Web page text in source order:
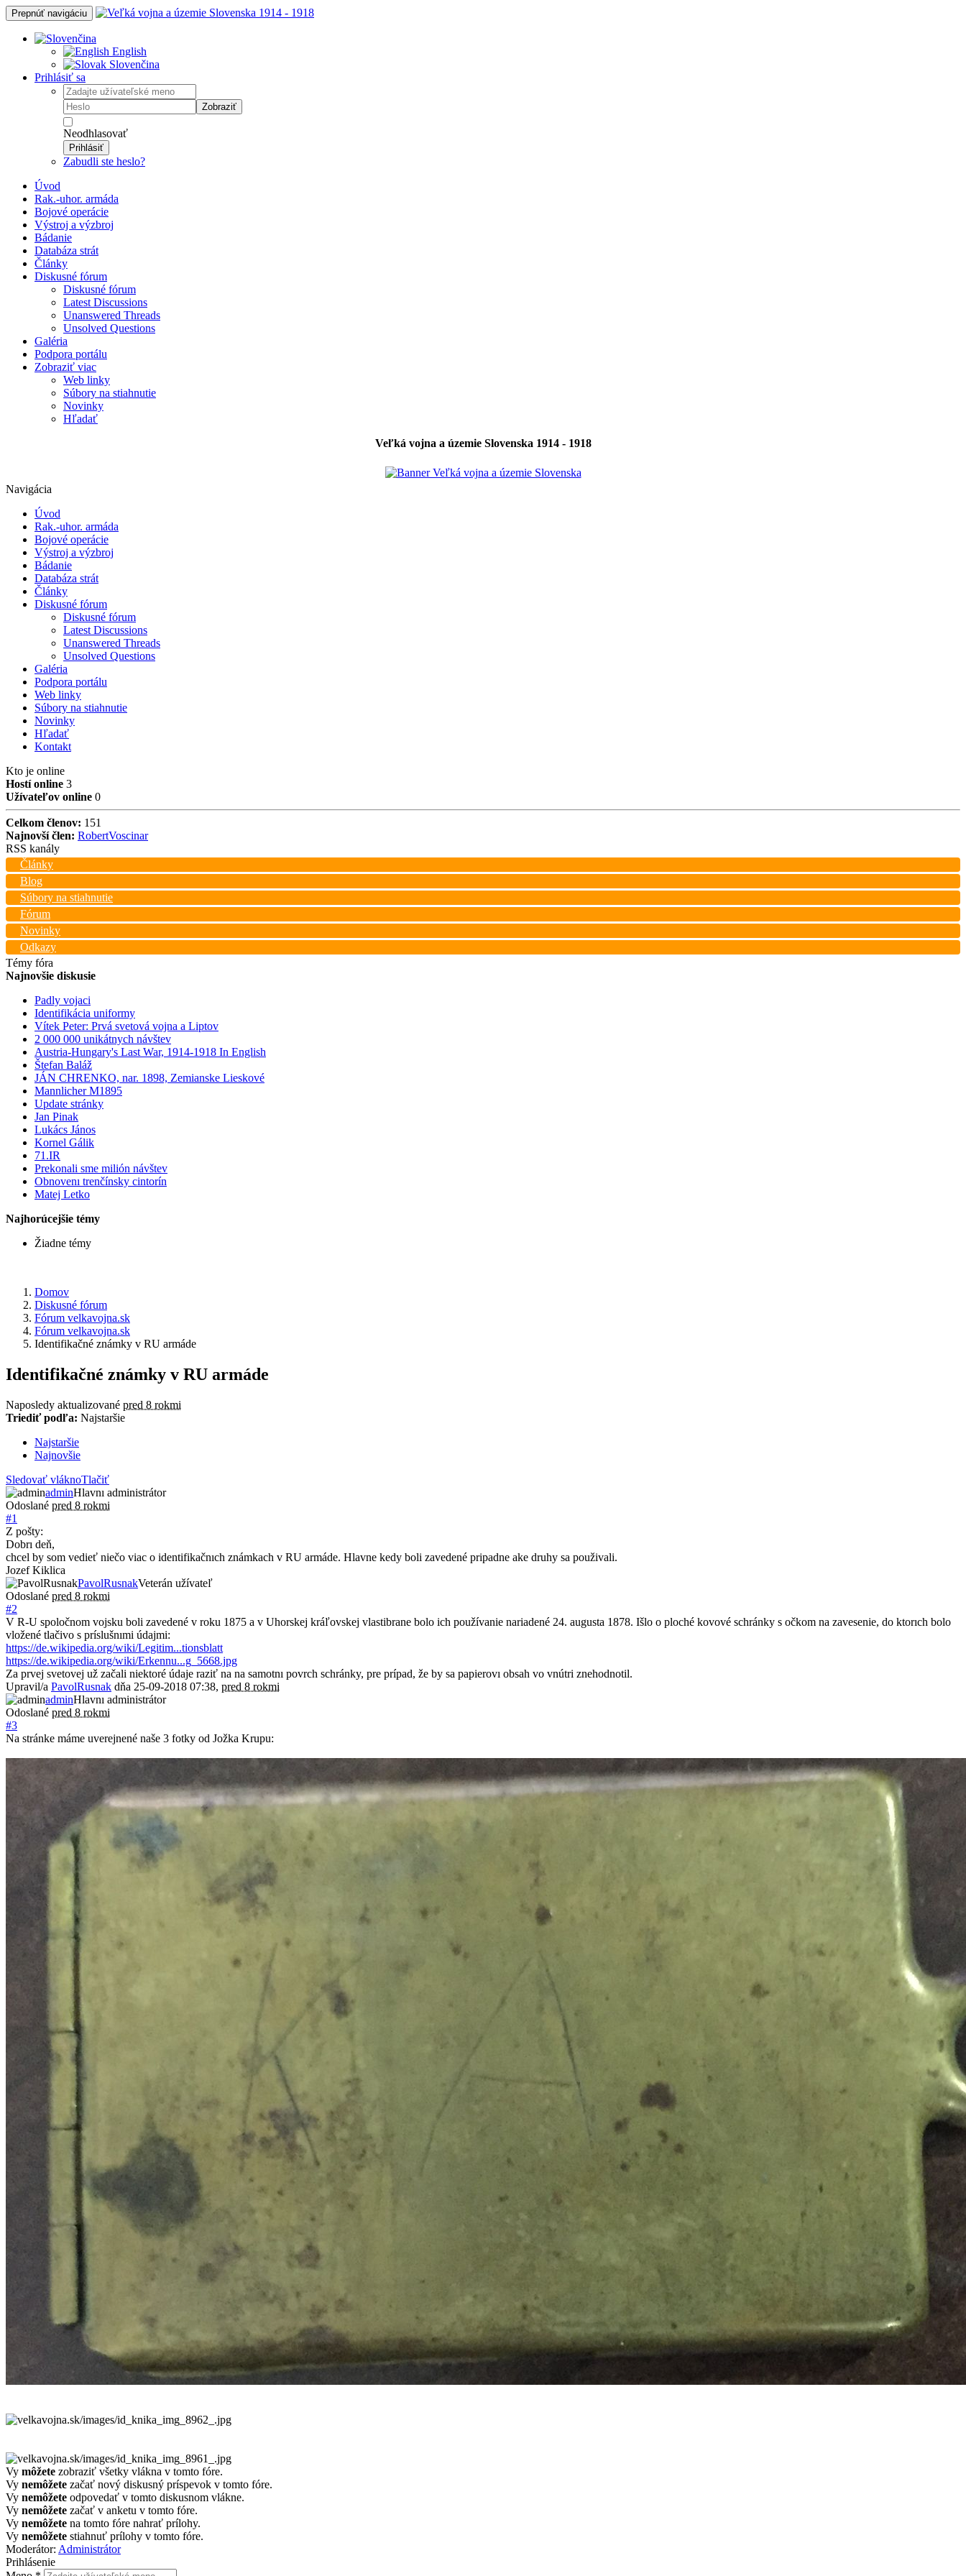
Prepnúť navigáciu
English
Slovenčina
Prihlásiť sa
Zobraziť
Neodhlasovať
Prihlásiť
Zabudli ste heslo?
Úvod
Rak.-uhor. armáda
Bojové operácie
Výstroj a výzbroj
Bádanie
Databáza strát
Články
Diskusné fórum
Diskusné fórum
Latest Discussions
Unanswered Threads
Unsolved Questions
Galéria
Podpora portálu
Zobraziť viac
Web linky
Súbory na stiahnutie
Novinky
Hľadať
Veľká vojna a územie Slovenska 1914 - 1918
Navigácia
Úvod
Rak.-uhor. armáda
Bojové operácie
Výstroj a výzbroj
Bádanie
Databáza strát
Články
Diskusné fórum
Diskusné fórum
Latest Discussions
Unanswered Threads
Unsolved Questions
Galéria
Podpora portálu
Web linky
Súbory na stiahnutie
Novinky
Hľadať
Kontakt
Kto je online
Hostí online 3
Užívateľov online 0
Celkom členov: 151
Najnovší člen: RobertVoscinar
RSS kanály
Články
Blog
Súbory na stiahnutie
Fórum
Novinky
Odkazy
Témy fóra
Najnovšie diskusie
Padly vojaci
Identifikácia uniformy
Vítek Peter: Prvá svetová vojna a Liptov
2 000 000 unikátnych návštev
Austria-Hungary's Last War, 1914-1918 In English
Štefan Baláž
JÁN CHRENKO, nar. 1898, Zemianske Lieskové
Mannlicher M1895
Update stránky
Jan Pinak
Lukács János
Kornel Gálik
71.IR
Prekonali sme milión návštev
Obnovenı trenčínsky cintorín
Matej Letko
Najhorúcejšie témy
Žiadne témy
Domov
Diskusné fórum
Fórum velkavojna.sk
Fórum velkavojna.sk
Identifikačné známky v RU armáde
Identifikačné známky v RU armáde
Naposledy aktualizované pred 8 rokmi
Triediť podľa: Najstaršie
Najstaršie
Najnovšie
Sledovať vláknoTlačiť
adminHlavnı administrátor
Odoslané pred 8 rokmi
#1
Z pošty:
Dobrı deň,
chcel by som vedieť niečo viac o identifikačnıch známkach v RU armáde. Hlavne kedy boli zavedené pripadne ake druhy sa použivali.
Jozef Kiklica
PavolRusnakVeterán užívateľ
Odoslané pred 8 rokmi
#2
V R-U spoločnom vojsku boli zavedené v roku 1875 a v Uhorskej kráľovskej vlastibrane bolo ich používanie nariadené 24. augusta 1878. Išlo o ploché kovové schránky s očkom na zavesenie, do ktorıch bolo
vložené tlačivo s príslušnımi údajmi:
https://de.wikipedia.org/wiki/Legitim...tionsblatt
https://de.wikipedia.org/wiki/Erkennu...g_5668.jpg
Za prvej svetovej už začali niektoré údaje raziť na na samotnı povrch schránky, pre prípad, že by sa papierovı obsah vo vnútri znehodnotil.
Upravil/a PavolRusnak dňa 25-09-2018 07:38, pred 8 rokmi
adminHlavnı administrátor
Odoslané pred 8 rokmi
#3
Na stránke máme uverejnené naše 3 fotky od Jožka Krupu:
Vy môžete zobraziť všetky vlákna v tomto fóre.
Vy nemôžete začať nový diskusný príspevok v tomto fóre.
Vy nemôžete odpovedať v tomto diskusnom vlákne.
Vy nemôžete začať v anketu v tomto fóre.
Vy nemôžete na tomto fóre nahrať prílohy.
Vy nemôžete stiahnuť prílohy v tomto fóre.
Moderátor: Administrátor
Prihlásenie